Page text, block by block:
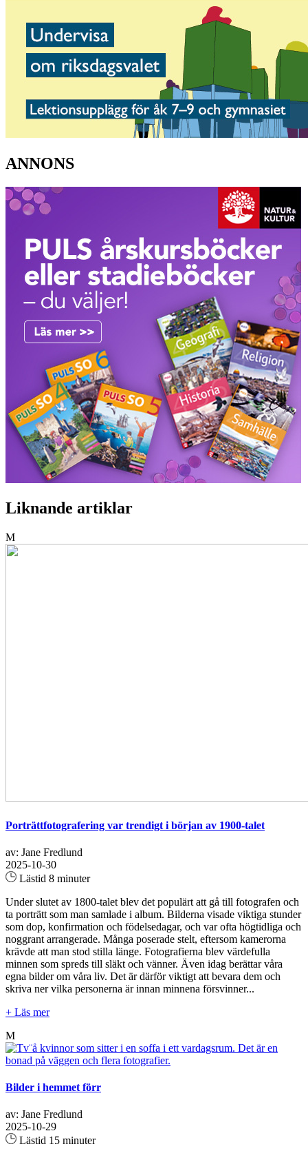
ANNONS
Liknande artiklar
M
Porträttfotografering var trendigt i början av 1900-talet
av: Jane Fredlund
2025-10-30
Lästid 8 minuter
Under slutet av 1800-talet blev det populärt att gå till fotografen och
ta porträtt som man samlade i album. Bilderna visade viktiga stunder
som dop, konfirmation och födelsedagar, och var ofta högtidliga och
noggrant arrangerade. Många poserade stelt, eftersom kamerorna
krävde att man stod stilla länge. Fotografierna blev värdefulla
minnen som spreds till släkt och vänner. Även idag berättar våra
egna bilder om våra liv. Det är därför viktigt att bevara dem och
skriva ner vilka personerna är innan minnena försvinner...
+ Läs mer
M
Bilder i hemmet förr
av: Jane Fredlund
2025-10-29
Lästid 15 minuter